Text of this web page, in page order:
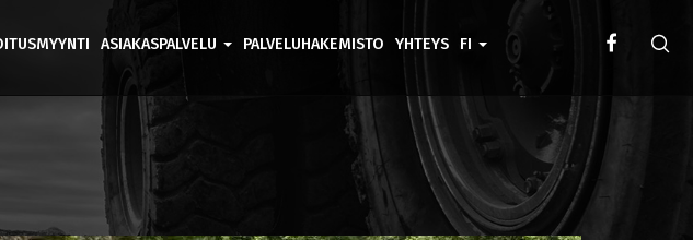
ASIAKASPALVELU PALVELUHAKEMISTO YHTEYS FI